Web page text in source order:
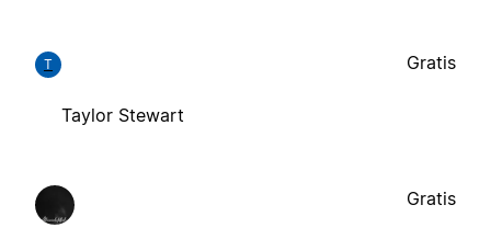
T
Taylor Stewart
Gratis
Gratis